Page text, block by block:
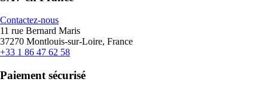
Contactez-nous
11 rue Bernard Maris
37270 Montlouis-sur-Loire, France
+33 1 86 47 62 58
Paiement sécurisé